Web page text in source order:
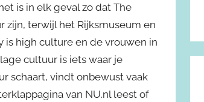
is in elk geval zo dat The
zijn, terwijl het Rijksmuseum en
is high culture en de vrouwen in
cultuur is iets waar je
schaart, vindt onbewust vaak
van NU.nl leest of